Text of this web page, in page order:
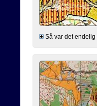
Så var det endelig